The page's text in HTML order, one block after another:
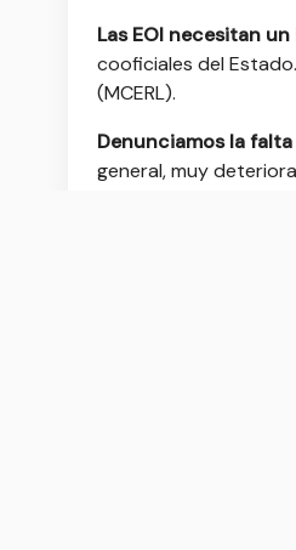
Las EOI necesitan un
cooficiales del
(MCERL).
Denunciamos la
general, muy